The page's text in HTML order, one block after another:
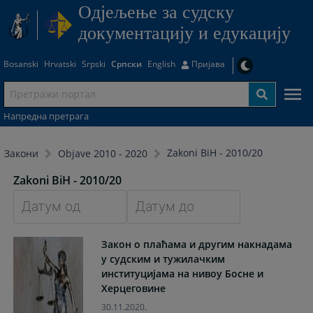
Одjељење за судску
документацију и едукацију
Bosanski Hrvatski Srpski Српски English Пријава
Напредна претрага
Закони Objave 2010 - 2020 Zakoni BiH - 2010/20
Zakoni BiH - 2010/20
forward
interact
forward
to
interact
with
the
Закон о плаћама и другим накнадама
у судским и тужилачким
институцијама на нивоу Босне и
Херцеговине
30.11.2020.